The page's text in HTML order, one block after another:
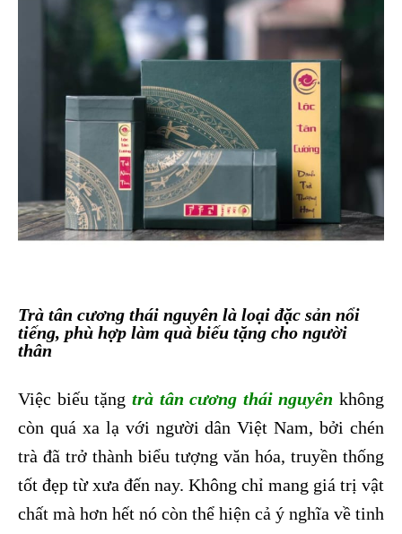
Trà tân cương thái nguyên là loại đặc sản nổi
tiếng, phù hợp làm quà biếu tặng cho người
thân
Việc biếu tặng trà tân cương thái nguyên không
còn quá xa lạ với người dân Việt Nam, bởi chén
trà đã trở thành biểu tượng văn hóa, truyền thống
tốt đẹp từ xưa đến nay. Không chỉ mang giá trị vật
chất mà hơn hết nó còn thể hiện cả ý nghĩa về tinh